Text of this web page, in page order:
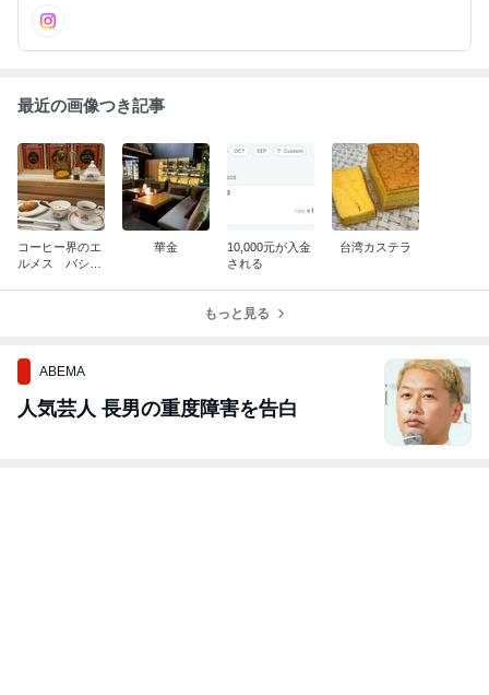
最近の画像つき記事
コーヒー界のエ
ルメス バシャ
華金
10,000元が入金
される
台湾カステラ
もっと見る
ABEMA
人気芸人 長男の重度障害を告白